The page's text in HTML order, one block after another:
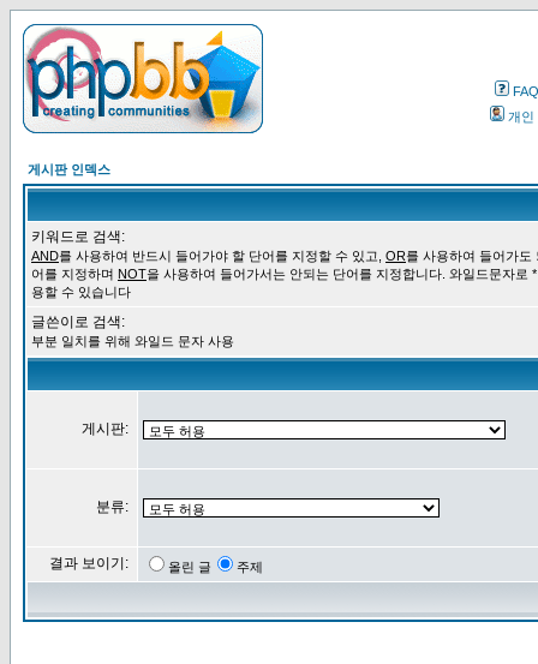
FAQ
개인
게시판 인덱스
키워드로 검색:
AND를 사용하여 반드시 들어가야 할 단어를 지정할 수 있고, OR를 사용하여 들어가도
어를 지정하며 NOT을 사용하여 들어가서는 안되는 단어를 지정합니다. 와일드문자로
용할 수 있습니다
글쓴이로 검색:
부분 일치를 위해 와일드 문자 사용
게시판:
분류:
결과 보이기: 올린 글 주제